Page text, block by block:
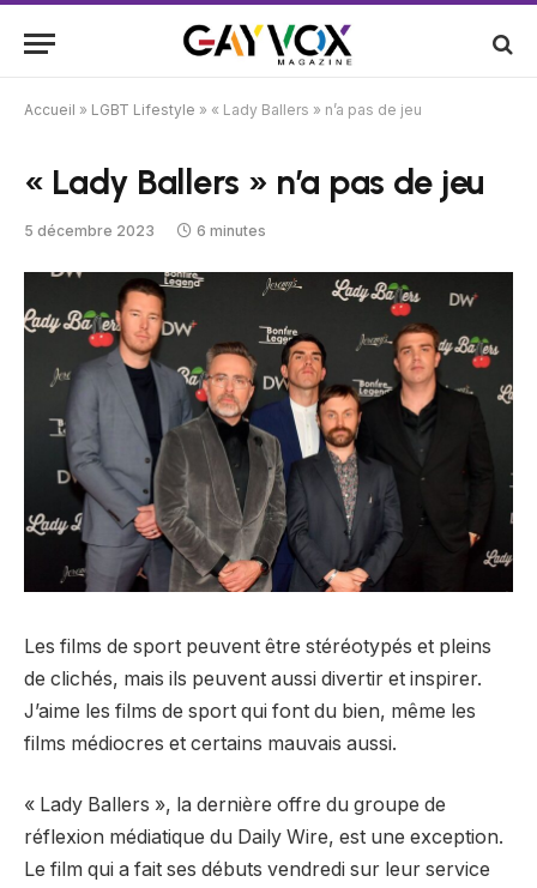
Accueil » LGBT Lifestyle » « Lady Ballers » n’a pas de jeu
« Lady Ballers » n’a pas de jeu
5 décembre 2023 6 minutes
Les films de sport peuvent être stéréotypés et pleins
de clichés, mais ils peuvent aussi divertir et inspirer.
J’aime les films de sport qui font du bien, même les
films médiocres et certains mauvais aussi.
« Lady Ballers », la dernière offre du groupe de
réflexion médiatique du Daily Wire, est une exception.
Le film qui a fait ses débuts vendredi sur leur service